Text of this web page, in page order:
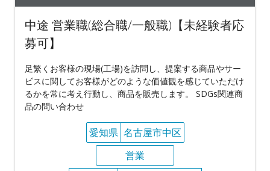
中途 営業職(総合職/一般職)【未経験者応
募可】
足繁くお客様の現場(工場)を訪問し、提案する商品やサー
ビスに関してお客様がどのような価値観を感じていただけ
るかを常に考え行動し、商品を販売します。 SDGs関連商
品の問い合わせ
愛知県 名古屋市中区
営業